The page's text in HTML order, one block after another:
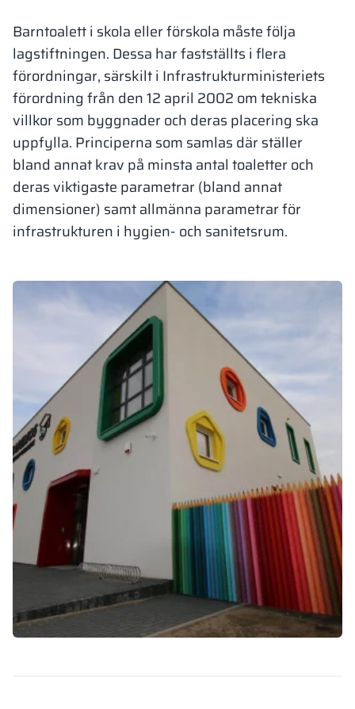
Vela
metallskåp
Bänkar och
Skåplås
Rumsavdelare
Lamele
Altus
L-formade skåp
Barntoalett i skola eller förskola måste följa
lagstiftningen. Dessa har fastställts i flera
förordningar, särskilt i Infrastrukturministeriets
förordning från den 12 april 2002 om tekniska
villkor som byggnader och deras placering ska
uppfylla. Principerna som samlas där ställer
bland annat krav på minsta antal toaletter och
deras viktigaste parametrar (bland annat
dimensioner) samt allmänna parametrar för
infrastrukturen i hygien- och sanitetsrum.